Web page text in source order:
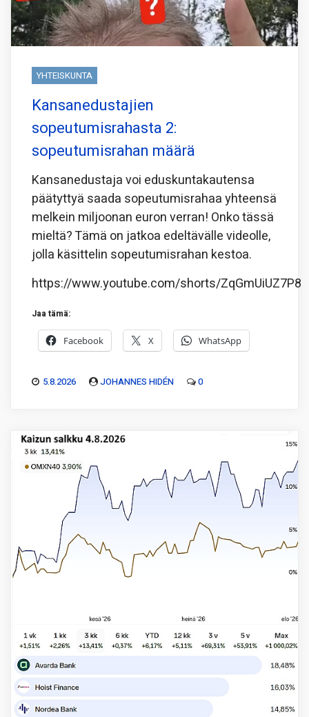
YHTEISKUNTA
Kansanedustajien
sopeutumisrahasta 2:
sopeutumisrahan määrä
Kansanedustaja voi eduskuntakautensa
päätyttyä saada sopeutumisrahaa yhteensä
melkein miljoonan euron verran! Onko tässä
mieltä? Tämä on jatkoa edeltävälle videolle,
jolla käsittelin sopeutumisrahan kestoa.
https://www.youtube.com/shorts/ZqGmUiUZ7P8
Jaa tämä:
Facebook X WhatsApp
5.8.2026 JOHANNES HIDÉN 0